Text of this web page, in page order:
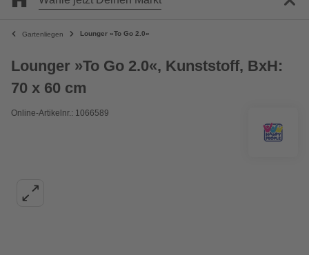
Gartenliegen Lounger »To Go 2.0«
Lounger »To Go 2.0«, Kunststoff, BxH:
70 x 60 cm
Online-Artikelnr.: 1066589